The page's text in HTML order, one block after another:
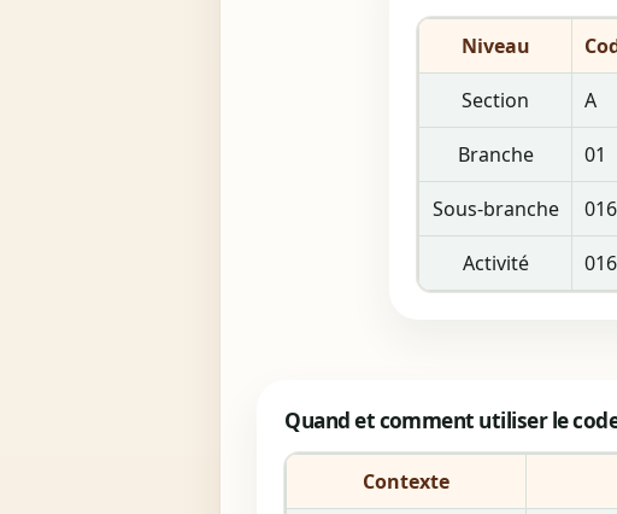
Niveau
Section A
Branche 01
Sous-branche 016
Activité
Quand et comment utiliser le
Contexte